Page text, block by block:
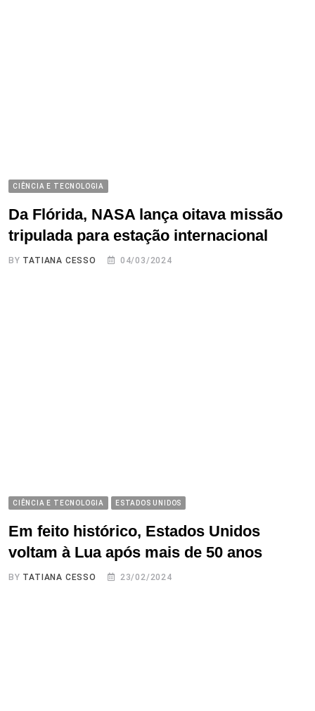
CIÊNCIA E TECNOLOGIA
Da Flórida, NASA lança oitava missão
tripulada para estação internacional
BY TATIANA CESSO 04/03/2024
CIÊNCIA E TECNOLOGIA ESTADOS UNIDOS
Em feito histórico, Estados Unidos
voltam à Lua após mais de 50 anos
BY TATIANA CESSO 23/02/2024